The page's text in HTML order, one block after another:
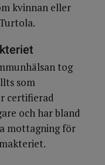
kvinnan eller
tog
som
certifierad
och har bland
mottagning för